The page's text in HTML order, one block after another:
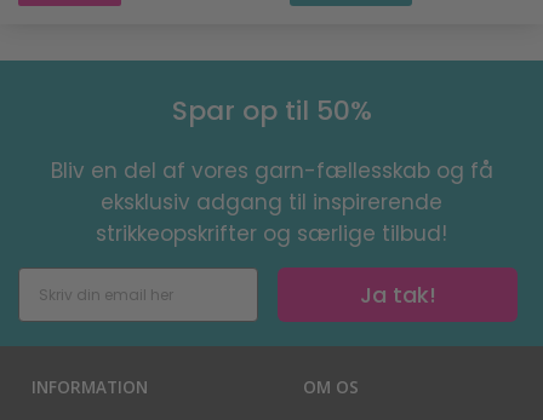
Spar op til 50%
Bliv en del af vores garn-fællesskab og få
eksklusiv adgang til inspirerende
strikkeopskrifter og særlige tilbud!
Ja tak!
INFORMATION OM OS